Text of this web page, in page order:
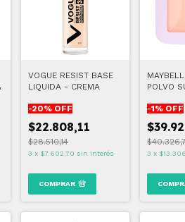
VOGUE RESIST BASE
LIQUIDA - CREMA
-20% OFF
$22.808,11
$28.510,14
3 x $7.602,70 sin interés
COMPRAR
POLVO
-1% OFF
3 x